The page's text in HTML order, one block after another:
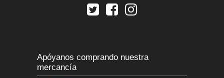
Apóyanos comprando nuestra
mercancía